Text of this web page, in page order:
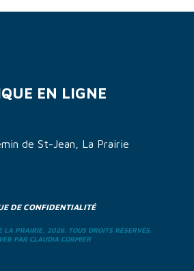
EN LIGNE
de St-Jean, La Prairie
DE CONFIDENTIALITÉ
LA PRAIRIE, 2026. TOUS DROITS RÉSERVÉS.
PAR CLAUDIA CORMIER